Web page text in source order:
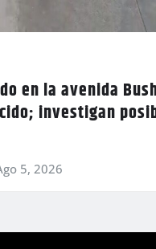
en la avenida
investigan
5, 2026